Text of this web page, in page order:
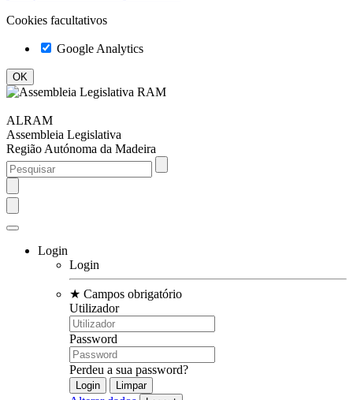
Cookies facultativos
Google Analytics
ALRAM
Assembleia Legislativa
Região Autónoma da Madeira
Login
Login
★ Campos obrigatório
Utilizador
Password
Perdeu a sua password?